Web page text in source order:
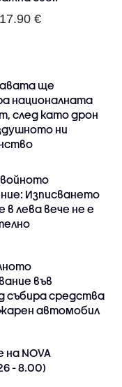
17.90 €
ще
националната
след като дрон
ни
Изписването
в лева вече не е
във
събира средства
автомобил
NOVA
- 8.00)